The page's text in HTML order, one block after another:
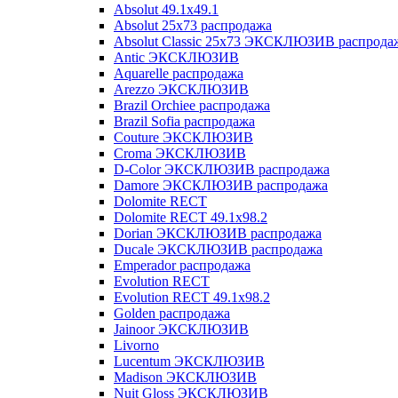
Absolut 49.1x49.1
Absolut 25x73 распродажа
Absolut Classic 25x73 ЭКСКЛЮЗИВ
Antic ЭКСКЛЮЗИВ
Aquarelle распродажа
Arezzo ЭКСКЛЮЗИВ
Brazil Orchiee распродажа
Brazil Sofia распродажа
Couture ЭКСКЛЮЗИВ
Croma ЭКСКЛЮЗИВ
D-Color ЭКСКЛЮЗИВ распродажа
Damore ЭКСКЛЮЗИВ распродажа
Dolomite RECT
Dolomite RECT 49.1x98.2
Dorian ЭКСКЛЮЗИВ распродажа
Ducale ЭКСКЛЮЗИВ распродажа
Emperador распродажа
Evolution RECT
Evolution RECT 49.1x98.2
Golden распродажа
Jainoor ЭКСКЛЮЗИВ
Livorno
Lucentum ЭКСКЛЮЗИВ
Madison ЭКСКЛЮЗИВ
Nuit Gloss ЭКСКЛЮЗИВ